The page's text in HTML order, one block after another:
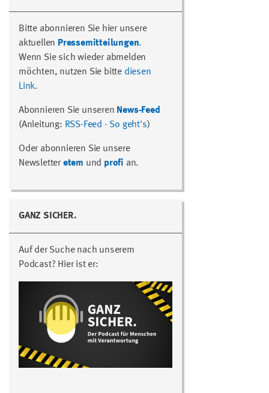
Bitte abonnieren Sie hier unsere
aktuellen Pressemitteilungen.
Wenn Sie sich wieder abmelden
möchten, nutzen Sie bitte diesen
Link.
Abonnieren Sie unseren News-Feed
(Anleitung: RSS-Feed - So geht's)
Oder abonnieren Sie unsere
Newsletteretem und profi an.
GANZ SICHER.
Auf der Suche nach unserem
Podcast? Hier ist er: